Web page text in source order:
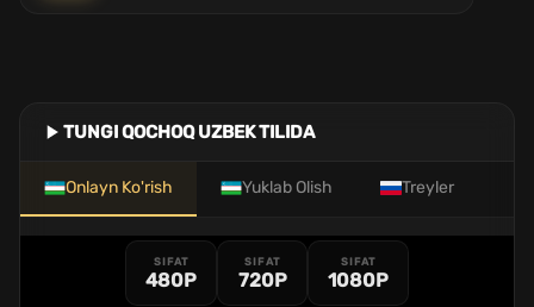
TUNGI QOCHOQ UZBEK TILIDA
Onlayn Ko'rish Yuklab Olish Treyler
SIFAT
480P
SIFAT
720P
SIFAT
1080P